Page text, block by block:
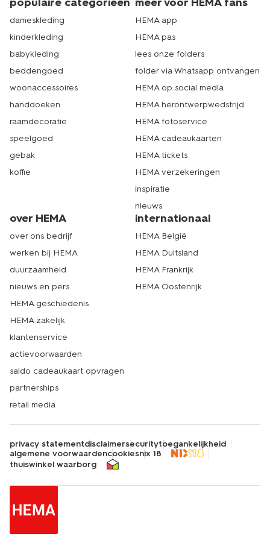
dameskleding
kinderkleding
babykleding
beddengoed
woonaccessoires
handdoeken
raamdecoratie
speelgoed
gebak
koffie
HEMA app
HEMA pas
lees onze folders
folder via Whatsapp ontvangen
HEMA op social media
HEMA herontwerpwedstrijd
HEMA fotoservice
HEMA cadeaukaarten
HEMA tickets
HEMA verzekeringen
inspiratie
nieuws
over HEMA
over ons bedrijf
werken bij HEMA
duurzaamheid
nieuws en pers
HEMA geschiedenis
HEMA zakelijk
klantenservice
actievoorwaarden
saldo cadeaukaart opvragen
partnerships
retail media
internationaal
HEMA België
HEMA Duitsland
HEMA Frankrijk
HEMA Oostenrijk
privacy statementdisclaimersecuritytoegankelijkheid
algemene voorwaardencookiesnix 18
thuiswinkel waarborg